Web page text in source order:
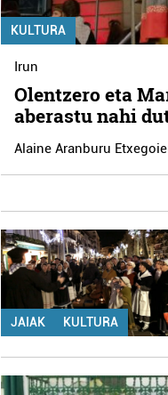
KULTURA
Irun
Olentzero eta
aberastu nahi
Alaine Aranburu
JAIAK KULTURA